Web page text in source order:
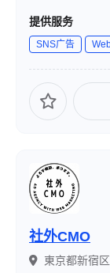
います。各種広
適なソリューシ
提供服务
SNS广告
社外CMO
東京都新宿